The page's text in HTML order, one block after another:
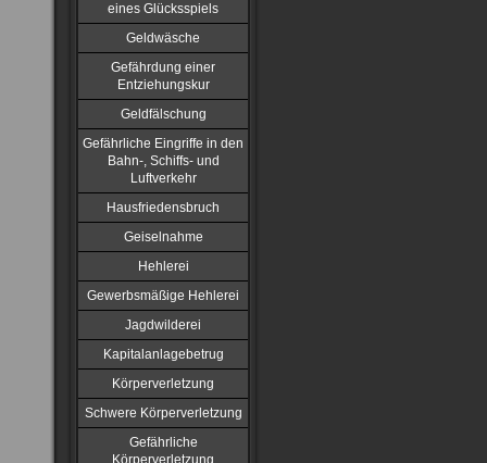
eines Glücksspiels
Geldwäsche
Gefährdung einer
Entziehungskur
Geldfälschung
Gefährliche Eingriffe in den
Bahn-, Schiffs- und
Luftverkehr
Hausfriedensbruch
Geiselnahme
Hehlerei
Gewerbsmäßige Hehlerei
Jagdwilderei
Kapitalanlagebetrug
Körperverletzung
Schwere Körperverletzung
Gefährliche
Körperverletzung